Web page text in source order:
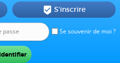
Se souvenir de moi ?
 S'inscrire